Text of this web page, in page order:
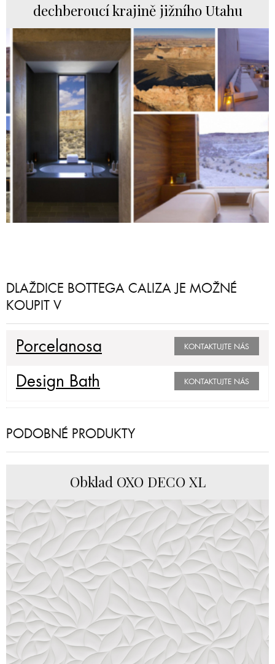
dechberoucí krajině jižního Utahu
DLAŽDICE BOTTEGA CALIZA JE MOŽNÉ
KOUPIT V
Porcelanosa KONTAKTUJTE NÁS
Design Bath KONTAKTUJTE NÁS
PODOBNÉ PRODUKTY
Obklad OXO DECO XL